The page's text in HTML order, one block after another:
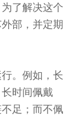
了解决这个
部，并定期
。例如，长
时间佩戴
足；而不佩